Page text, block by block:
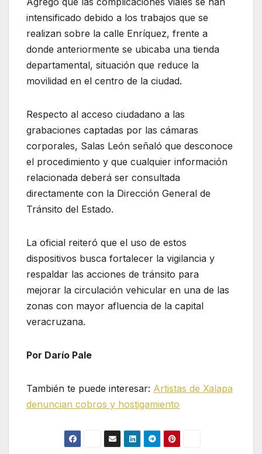
intensificado debido a los trabajos que se
realizan sobre la calle Enríquez, frente a
donde anteriormente se ubicaba una tienda
departamental, situación que reduce la
movilidad en el centro de la ciudad.
Respecto al acceso ciudadano a las
grabaciones captadas por las cámaras
corporales, Salas León señaló que desconoce
el procedimiento y que cualquier información
relacionada deberá ser consultada
directamente con la Dirección General de
Tránsito del Estado.
La oficial reiteró que el uso de estos
dispositivos busca fortalecer la vigilancia y
respaldar las acciones de tránsito para
mejorar la circulación vehicular en una de las
zonas con mayor afluencia de la capital
veracruzana.
Por Darío Pale
También te puede interesar: Artistas de Xalapa
denuncian cobros y hostigamiento